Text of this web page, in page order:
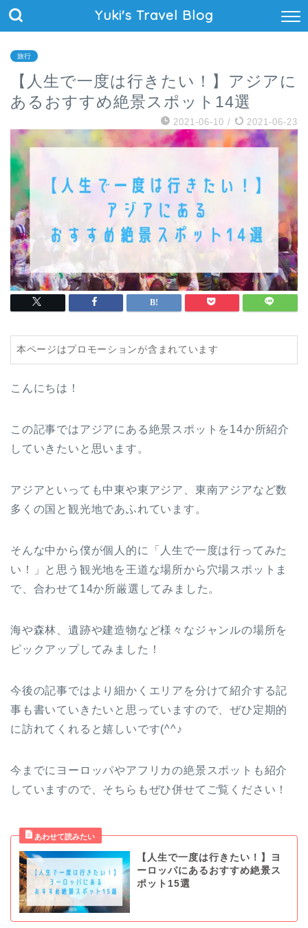
Yuki's Travel Blog
旅行
【人生で一度は行きたい！】アジアに
あるおすすめ絶景スポット14選
2021-06-10 / 2021-06-23
本ページはプロモーションが含まれています
こんにちは！
この記事ではアジアにある絶景スポットを14か所紹介
していきたいと思います。
アジアといっても中東や東アジア、東南アジアなど数
多くの国と観光地であふれています。
そんな中から僕が個人的に「人生で一度は行ってみた
い！」と思う観光地を王道な場所から穴場スポットま
で、合わせて14か所厳選してみました。
海や森林、遺跡や建造物など様々なジャンルの場所を
ピックアップしてみました！
今後の記事ではより細かくエリアを分けて紹介する記
事も書いていきたいと思っていますので、ぜひ定期的
に訪れてくれると嬉しいです(^^♪
今までにヨーロッパやアフリカの絶景スポットも紹介
していますので、そちらもぜひ併せてご覧ください！
【人生で一度は行きたい！】ヨ
ーロッパにあるおすすめ絶景ス
ポット15選